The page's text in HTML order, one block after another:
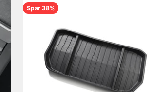
Spar 38%